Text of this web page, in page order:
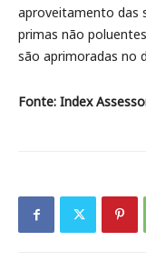
aproveitamento das
primas não
são aprimoradas no
Fonte: Index